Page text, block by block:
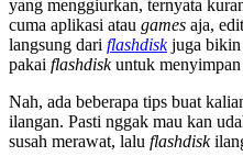
yang menggiurkan, ternyata
cuma aplikasi atau games aja,
langsung dari flashdisk juga bikin
pakai flashdiskuntuk
Nah, ada beberapa tips buat
ilangan. Pasti nggak mau kan
susah merawat, lalu flashdisk